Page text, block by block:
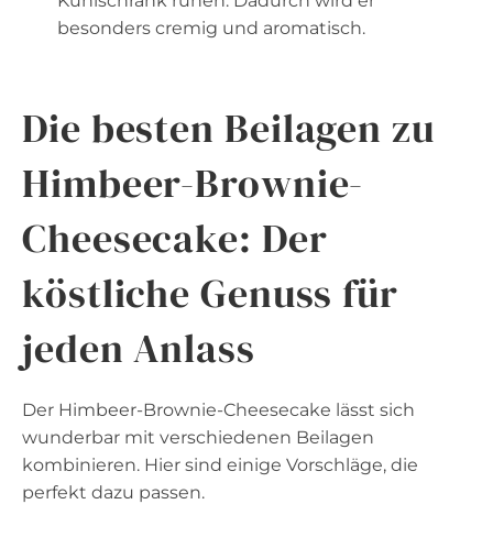
besonders cremig und aromatisch.
Die besten Beilagen zu
Himbeer-Brownie-
Cheesecake: Der
köstliche Genuss für
jeden Anlass
Der Himbeer-Brownie-Cheesecake lässt sich
wunderbar mit verschiedenen Beilagen
kombinieren. Hier sind einige Vorschläge, die
perfekt dazu passen.